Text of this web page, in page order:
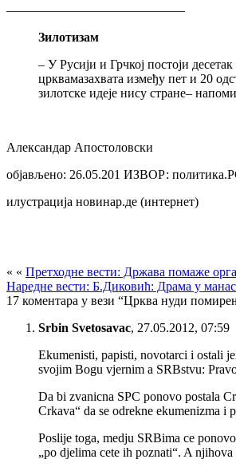
——————————————
Зилотизам
– У Русији и Грчкој постоји
црквамазахвата између пет и 20
зилотске идеје нису стране–
Александар Апостоловски
објављено: 26.05.201 ИЗВОР:
илустрација новинар.де (интернет)
« « Претходне вести: Држава помаже
Наредне вести: Б.Диковић: Драма у
17 коментара у вези “Црква нуди
Srbin Svetosavac, 27.05.2012, 07:59
Ekumenisti, papisti, novotarci i ostali
svojim Bogu vjernim a SRBstvu:
Da bi zvanicna SPC ponovo postala
Crkava“ da se odrekne ekumenizma i
Poslije toga, medju SRBima ce
„po djelima cete ih poznati“. A